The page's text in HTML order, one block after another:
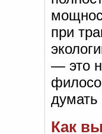
при
— это
думать
Как